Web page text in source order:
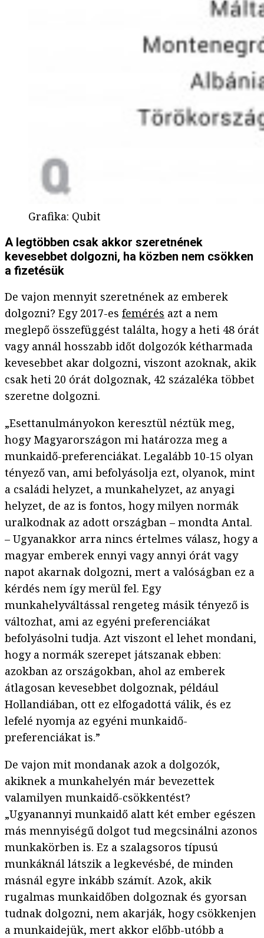
Grafika: Qubit
A legtöbben csak akkor szeretnének
kevesebbet dolgozni, ha közben nem csökken
a fizetésük
De vajon mennyit szeretnének az emberek
dolgozni? Egy 2017-es femérés azt a nem
meglepő összefüggést találta, hogy a heti 48 órát
vagy annál hosszabb időt dolgozók kétharmada
kevesebbet akar dolgozni, viszont azoknak, akik
csak heti 20 órát dolgoznak, 42 százaléka többet
szeretne dolgozni.
„Esettanulmányokon keresztül néztük meg,
hogy Magyarországon mi határozza meg a
munkaidő-preferenciákat. Legalább 10-15 olyan
tényező van, ami befolyásolja ezt, olyanok, mint
a családi helyzet, a munkahelyzet, az anyagi
helyzet, de az is fontos, hogy milyen normák
uralkodnak az adott országban – mondta Antal.
– Ugyanakkor arra nincs értelmes válasz, hogy a
magyar emberek ennyi vagy annyi órát vagy
napot akarnak dolgozni, mert a valóságban ez a
kérdés nem így merül fel. Egy
munkahelyváltással rengeteg másik tényező is
változhat, ami az egyéni preferenciákat
befolyásolni tudja. Azt viszont el lehet mondani,
hogy a normák szerepet játszanak ebben:
azokban az országokban, ahol az emberek
átlagosan kevesebbet dolgoznak, például
Hollandiában, ott ez elfogadottá válik, és ez
lefelé nyomja az egyéni munkaidő-
preferenciákat is.”
De vajon mit mondanak azok a dolgozók,
akiknek a munkahelyén már bevezettek
valamilyen munkaidő-csökkentést?
„Ugyanannyi munkaidő alatt két ember egészen
más mennyiségű dolgot tud megcsinálni azonos
munkakörben is. Ez a szalagsoros típusú
munkáknál látszik a legkevésbé, de minden
másnál egyre inkább számít. Azok, akik
rugalmas munkaidőben dolgoznak és gyorsan
tudnak dolgozni, nem akarják, hogy csökkenjen
a munkaidejük, mert akkor előbb-utóbb a